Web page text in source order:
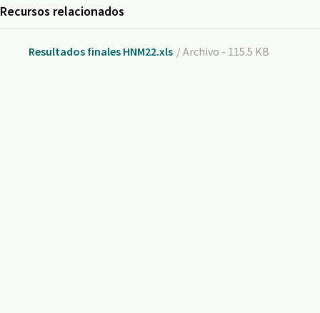
Recursos relacionados
Resultados finales HNM22.xls / Archivo - 115.5 KB